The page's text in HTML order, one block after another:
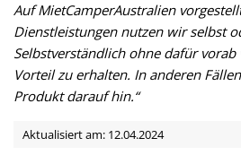
Auf MietCamperAustralien
Dienstleistungen nutzen wir selbst
Selbstverständlich ohne dafür
Vorteil zu erhalten. In anderen
Produkt darauf hin.“
Aktualisiert am: 12.04.2024